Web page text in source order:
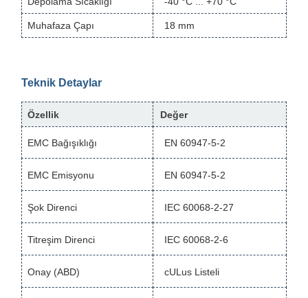
Muhafaza Çapı 18 mm
Teknik Detaylar
Özellik Değer
EMC Bağışıklığı EN 60947-5-2
EMC Emisyonu EN 60947-5-2
Şok Direnci IEC 60068-2-27
Titreşim Direnci IEC 60068-2-6
Onay (ABD) cULus Listeli